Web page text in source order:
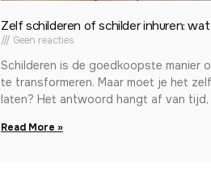
Zelf schilderen of schilder inhuren:
Geen reacties
Schilderen is de goedkoopste manier
te transformeren. Maar moet je het
laten? Het antwoord hangt af van
Read More »